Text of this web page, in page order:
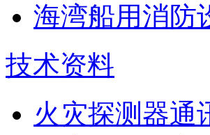
海湾船用消防
技术资料
火灾探测器通